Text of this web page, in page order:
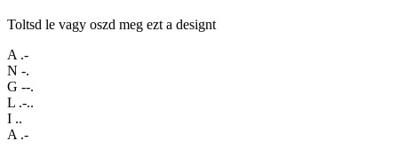
Toltsd le vagy oszd meg ezt a designt
A .-
N -.
G --.
L .-..
I ..
A .-